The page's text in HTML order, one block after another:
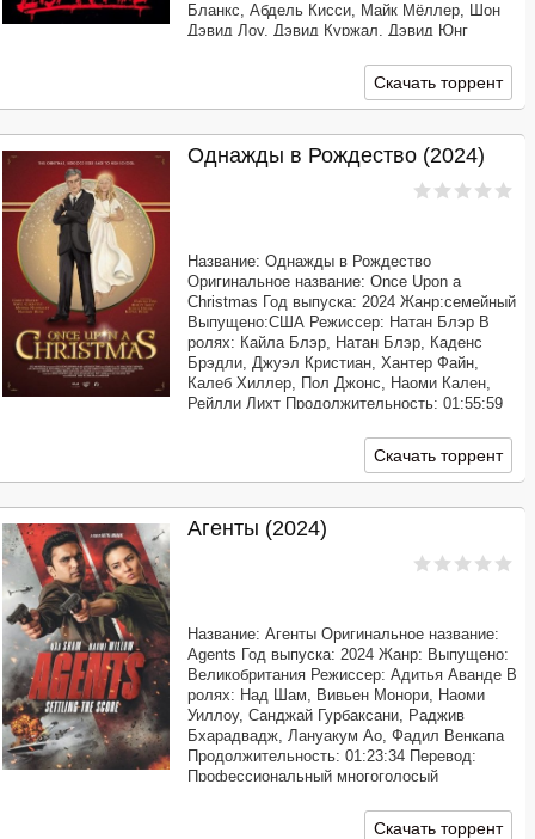
Бланкс, Абдель Кисси, Майк Мёллер, Шон
Дэвид Лоу, Дэвид Куржал, Дэвид Юнг
Дублированный [звук с TS] Качество: WEB-
Скачать торрент
Однажды в Рождество (2024)
Название: Однажды в Рождество
Оригинальное название: Once Upon a
Christmas Год выпуска: 2024 Жанр:семейный
Выпущено:США Режиссер: Натан Блэр В
ролях: Кайла Блэр, Натан Блэр, Каденс
Брэдли, Джуэл Кристиан, Хантер Файн,
Калеб Хиллер, Пол Джонс, Наоми Кален,
Рейлли Лихт Продолжительность: 01:55:59
["Синема УС"] Качество: WEB-DLRip Размер:
Скачать торрент
Агенты (2024)
Название: Агенты Оригинальное название:
Agents Год выпуска: 2024 Жанр: Выпущено:
Великобритания Режиссер: Адитья Аванде В
ролях: Над Шам, Вивьен Монори, Наоми
Уиллоу, Санджай Гурбаксани, Раджив
Бхарадвадж, Лануакум Ао, Фадил Венкапа
Продолжительность: 01:23:34 Перевод:
Профессиональный многоголосый
1.37 GB После похищения бесценного
Скачать торрент